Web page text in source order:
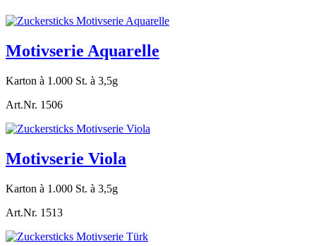
Motivserie Aquarelle
Karton à 1.000 St. à 3,5g
Art.Nr. 1506
Motivserie Viola
Karton à 1.000 St. à 3,5g
Art.Nr. 1513